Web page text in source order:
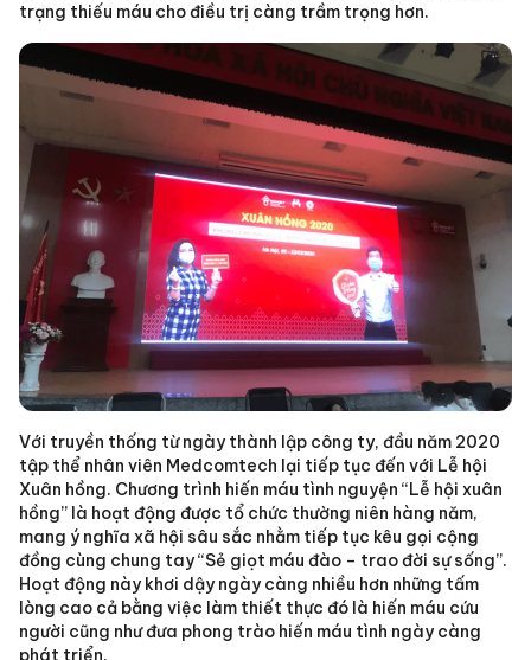
trạng thiếu máu cho điều trị càng trầm trọng hơn.
Với truyền thống từ ngày thành lập công ty, đầu năm 2020
tập thể nhân viên Medcomtech lại tiếp tục đến với Lễ hội
Xuân hồng. Chương trình hiến máu tình nguyện “Lễ hội xuân
hồng” là hoạt động được tổ chức thường niên hàng năm,
mang ý nghĩa xã hội sâu sắc nhằm tiếp tục kêu gọi cộng
đồng cùng chung tay “Sẻ giọt máu đào – trao đời sự sống”.
Hoạt động này khơi dậy ngày càng nhiều hơn những tấm
lòng cao cả bằng việc làm thiết thực đó là hiến máu cứu
người cũng như đưa phong trào hiến máu tình ngày càng
phát triển.